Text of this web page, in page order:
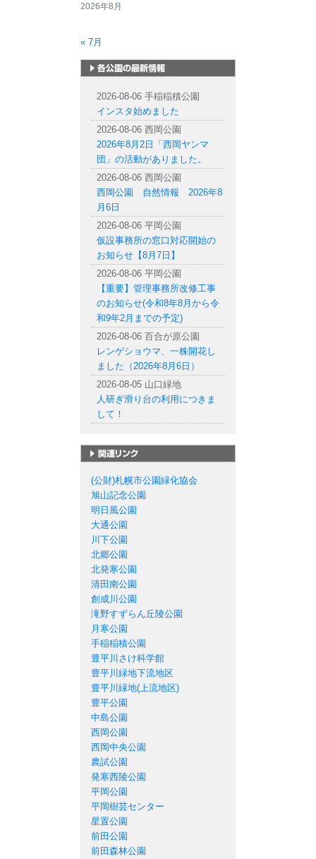
2026年8月
« 7月
2026-08-06 手稲稲積公園
インスタ始めました
2026-08-06 西岡公園
2026年8月2日「西岡ヤンマ
団」の活動がありました。
2026-08-06 西岡公園
西岡公園 自然情報 2026年8
月6日
2026-08-06 平岡公園
仮設事務所の窓口対応開始の
お知らせ【8月7日】
2026-08-06 平岡公園
【重要】管理事務所改修工事
のお知らせ(令和8年8月から令
和9年2月までの予定)
2026-08-06 百合が原公園
レンゲショウマ、一株開花し
ました（2026年8月6日）
2026-08-05 山口緑地
人研ぎ滑り台の利用につきま
して！
(公財)札幌市公園緑化協会
旭山記念公園
明日風公園
大通公園
川下公園
北郷公園
北発寒公園
清田南公園
創成川公園
滝野すずらん丘陵公園
月寒公園
手稲稲積公園
豊平川さけ科学館
豊平川緑地下流地区
豊平川緑地(上流地区)
豊平公園
中島公園
西岡公園
西岡中央公園
農試公園
発寒西陵公園
平岡公園
平岡樹芸センター
星置公園
前田公園
前田森林公園